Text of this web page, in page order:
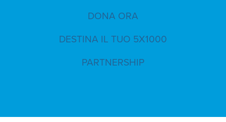
DONA ORA
DESTINA IL TUO 5X1000
PARTNERSHIP